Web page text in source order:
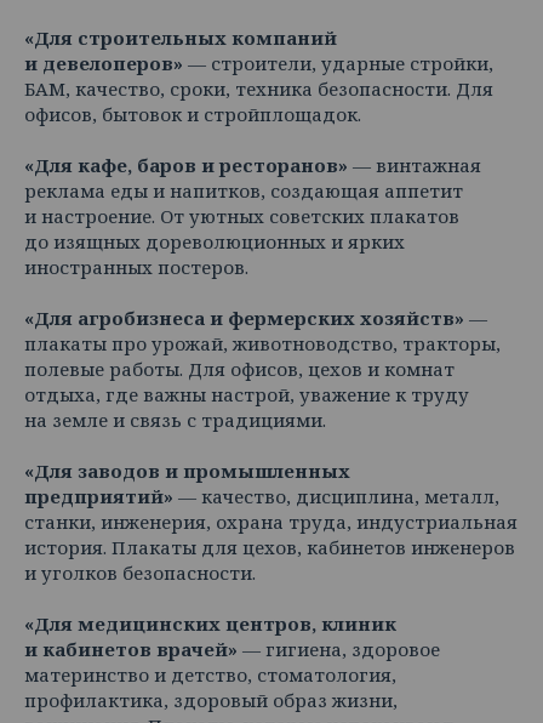
«Для строительных компаний
и девелоперов» — строители, ударные стройки,
БАМ, качество, сроки, техника безопасности. Для
офисов, бытовок и стройплощадок.
«Для кафе, баров и ресторанов» — винтажная
реклама еды и напитков, создающая аппетит
и настроение. От уютных советских плакатов
до изящных дореволюционных и ярких
иностранных постеров.
«Для агробизнеса и фермерских хозяйств» —
плакаты про урожай, животноводство, тракторы,
полевые работы. Для офисов, цехов и комнат
отдыха, где важны настрой, уважение к труду
на земле и связь с традициями.
«Для заводов и промышленных
предприятий» — качество, дисциплина, металл,
станки, инженерия, охрана труда, индустриальная
история. Плакаты для цехов, кабинетов инженеров
и уголков безопасности.
«Для медицинских центров, клиник
и кабинетов врачей» — гигиена, здоровое
материнство и детство, стоматология,
профилактика, здоровый образ жизни,